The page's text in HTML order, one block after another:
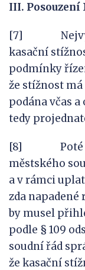
III. Posouzení
[7] Nejvyšší
kasační
podmínky
že stížnost
podána včas
tedy
[8] Poté
městského
a v rámci
zda
by musel
podle § 109
soudní řád
že kasační